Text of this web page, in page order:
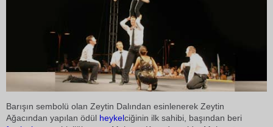
Barışın sembolü olan Zeytin Dalından esinlenerek Zeytin
Ağacından yapılan ödül heykelciğinin ilk sahibi, başından beri